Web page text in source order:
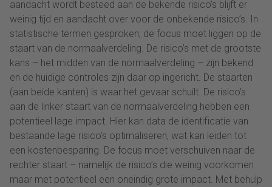
aandacht wordt besteed aan de bekende risico’s blijft er
weinig tijd en aandacht over voor de onbekende risico’s. In
statistische termen gesproken; de focus moet liggen op de
staart van de normaalverdeling. De risico’s met de grootste
kans – het midden van de normaalverdeling – zijn bekend
en de huidige controles zijn daar op ingericht. De staarten
(aan beide kanten) is waar het gevaar schuilt. De risico’s
aan de linker staart van de normaalverdeling hebben een
potentieel lage impact. Hier kan data de identificatie van
bestaande lage risico’s optimaliseren, wat kan leiden tot
een kostenbesparing. De focus moet verschuiven naar de
rechter staart – namelijk de risico’s die weinig voorkomen
maar met potentieel een oneindig grote impact. Met behulp